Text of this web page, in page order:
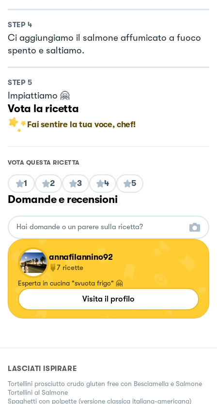
STEP 4
Ci aggiungiamo il salmone affumicato a fuoco
spento e saltiamo.
STEP 5
Impiattiamo 🤗
Vota la ricetta
Fai sentire la tua voce, chef!
VOTA QUESTA RICETTA
1 2 3 4 5
Domande e recensioni
annafilannino92
7 ricette
Esperta in cucina "svuota frigo" 🤗
Visita il profilo
LASCIATI ISPIRARE
Tortellini prosciutto crudo gluten free con Besciamella e Salmone
Tortellini al Salmone
Spaghetti con polpette (versione classica italiana-americana)